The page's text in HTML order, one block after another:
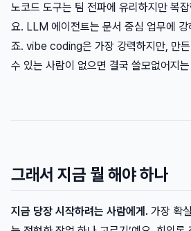
노코드 도구는 팀 전파에 유리하지만 복
요. LLM 에이전트는 문서 중심 업무에
죠. vibe coding은 가장 강력하지만, 만
수 있는 사람이 없으면 결국 쓸모없어지
그래서 지금 뭘 해야 하나
지금 당장 시작하려는 사람에게. 가장 확